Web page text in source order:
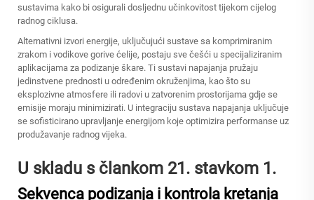
sustavima kako bi osigurali dosljednu učinkovitost tijekom cijelog
radnog ciklusa.
Alternativni izvori energije, uključujući sustave sa komprimiranim
zrakom i vodikove gorive ćelije, postaju sve češći u specijaliziranim
aplikacijama za podizanje škare. Ti sustavi napajanja pružaju
jedinstvene prednosti u određenim okruženjima, kao što su
eksplozivne atmosfere ili radovi u zatvorenim prostorijama gdje se
emisije moraju minimizirati. U integraciju sustava napajanja uključuje
se sofisticirano upravljanje energijom koje optimizira performanse uz
produžavanje radnog vijeka.
U skladu s člankom 21. stavkom 1.
Sekvenca podizanja i kontrola kretanja